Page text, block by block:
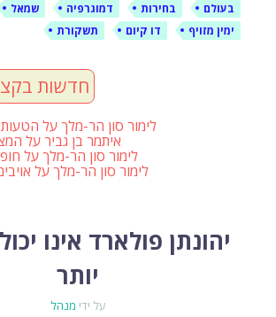
בעולם בחירות דמוגרפיה שמאל
ימין מזויף
דו קיום תשקורת
חדשות
לימור סון הר-מלך על
איתמר בן גביר על
לימור סון הר-מלך על
לימור סון הר-מלך על
שבועת
לימור סון הר-
מיכאל בן ארי
השר בן גביר במקום
מיכאל בן ארי על פרשת
יהונתן פולארד אינו
יותר
על ידי מנהל